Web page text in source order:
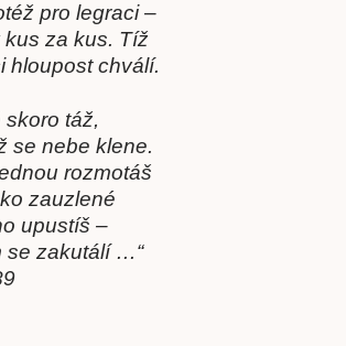
pro legraci –
kus za kus. Tíž
hloupost chválí.
skoro táž,
se nebe klene.
rozmotáš
zauzlené
upustíš –
se zakutálí …“